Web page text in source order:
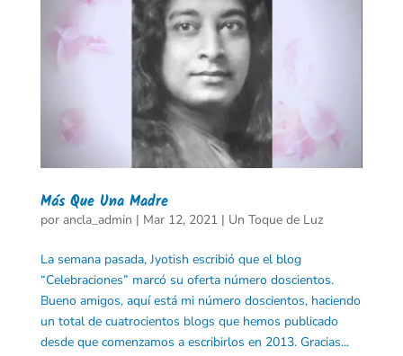
Más Que Una Madre
por ancla_admin | Mar 12, 2021| Un Toque de Luz
La semana pasada, Jyotish escribió que el blog
“Celebraciones” marcó su oferta número doscientos.
Bueno amigos, aquí está mi número doscientos, haciendo
un total de cuatrocientos blogs que hemos publicado
desde que comenzamos a escribirlos en 2013. Gracias...